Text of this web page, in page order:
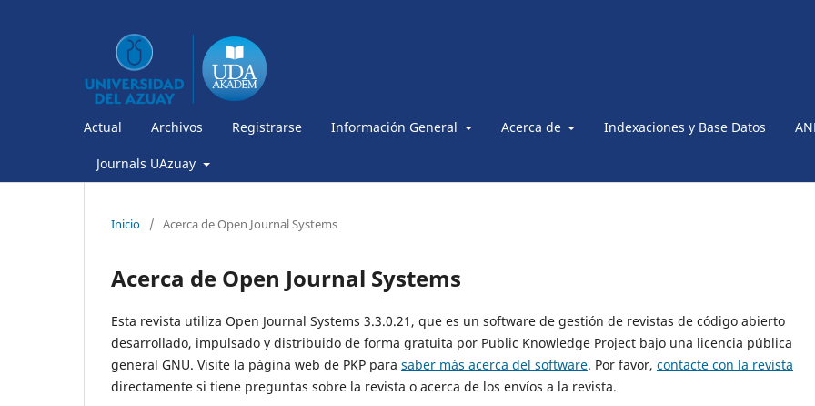
Actual Archivos Registrarse Información General Acerca de Indexaciones y Base Datos
Journals UAzuay
Inicio / Acerca de Open Journal Systems
Acerca de Open Journal Systems
Esta revista utiliza Open Journal Systems 3.3.0.21, que es un software de gestión de revistas de código abierto
desarrollado, impulsado y distribuido de forma gratuita por Public Knowledge Project bajo una licencia pública
general GNU. Visite la página web de PKP para saber más acerca del software. Por favor, contacte con la revista
directamente si tiene preguntas sobre la revista o acerca de los envíos a la revista.